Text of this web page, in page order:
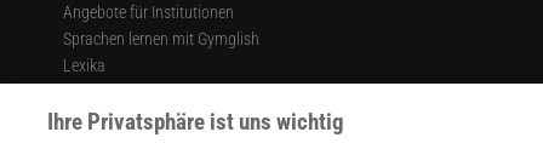
Angebote für Institutionen
Sprachen lernen mit Gymglish
Lexika
Zugänglichkeitserklärung
Ihre Privatsphäre ist uns wichtig